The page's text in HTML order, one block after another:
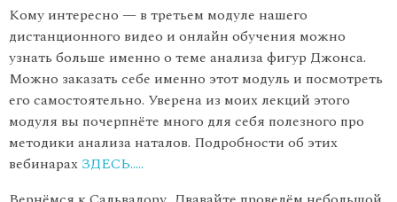
Кому интересно — в третьем модуле нашего
дистанционного видео и онлайн обучения можно
узнать больше именно о теме анализа фигур Джонса.
Можно заказать себе именно этот модуль и посмотреть
его самостоятельно. Уверена из моих лекций этого
модуля вы почерпнёте много для себя полезного про
методики анализа наталов. Подробности об этих
вебинарах ЗДЕСЬ…..